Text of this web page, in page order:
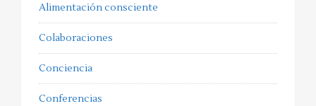
Alimentación consciente
Colaboraciones
Conciencia
Conferencias